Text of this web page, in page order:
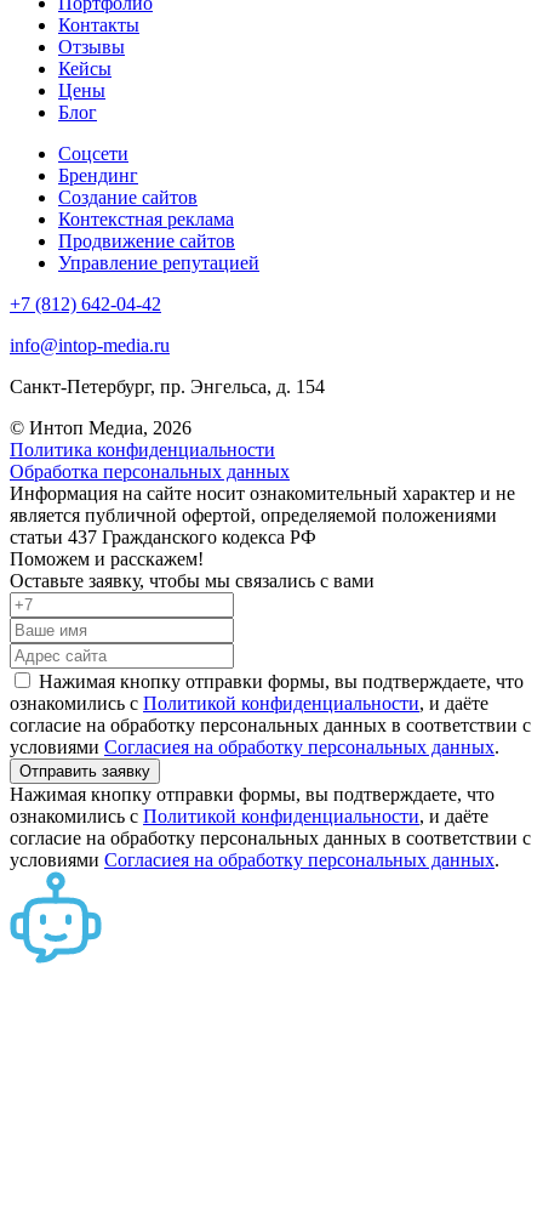
Контакты
Отзывы
Кейсы
Цены
Блог
Соцсети
Брендинг
Создание сайтов
Контекстная реклама
Продвижение сайтов
Управление репутацией
+7 (812) 642-04-42
info@intop-media.ru
Санкт-Петербург, пр. Энгельса, д. 154
© Интоп Медиа, 2026
Политика конфиденциальности
Обработка персональных данных
Информация на сайте носит ознакомительный характер и не
является публичной офертой, определяемой положениями
статьи 437 Гражданского кодекса РФ
Поможем и расскажем!
Оставьте заявку, чтобы мы связались с вами
Нажимая кнопку отправки формы, вы подтверждаете, что
ознакомились с Политикой конфиденциальности, и даёте
согласие на обработку персональных данных в соответствии с
условиями Согласиея на обработку персональных данных.
Отправить заявку
Нажимая кнопку отправки формы, вы подтверждаете, что
ознакомились с Политикой конфиденциальности, и даёте
согласие на обработку персональных данных в соответствии с
условиями Согласиея на обработку персональных данных.